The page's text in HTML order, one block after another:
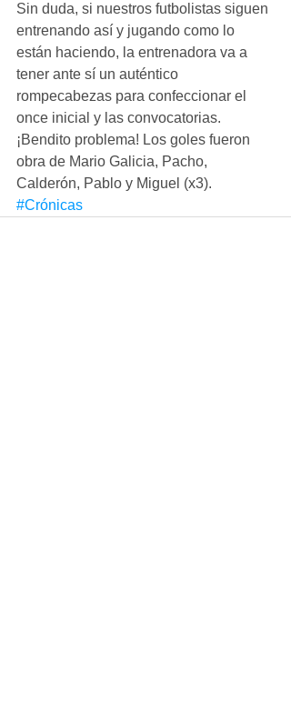
Sin duda, si nuestros futbolistas siguen
entrenando así y jugando como lo
están haciendo, la entrenadora va a
tener ante sí un auténtico
rompecabezas para confeccionar el
once inicial y las convocatorias.
¡Bendito problema! Los goles fueron
obra de Mario Galicia, Pacho,
Calderón, Pablo y Miguel (x3).
#Crónicas